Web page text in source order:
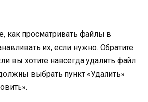
как просматривать файлы в
их, если нужно. Обратите
вы хотите навсегда удалить файл
выбрать пункт «Удалить»